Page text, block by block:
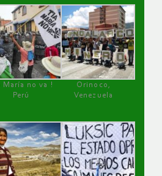
María no va !
Perú
Orinoco,
Venezuela